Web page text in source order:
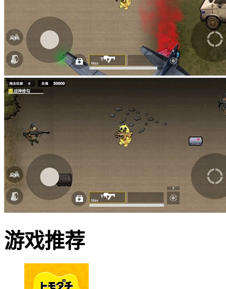
游戏推荐